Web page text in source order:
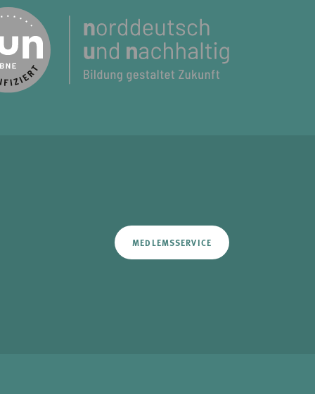
MEDLEMSSERVICE